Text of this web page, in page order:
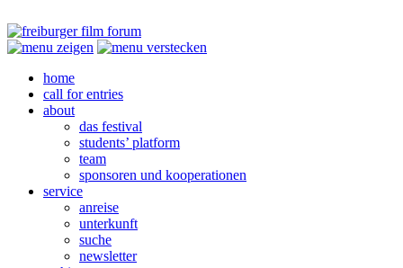
home
call for entries
about
das festival
students’ platform
team
sponsoren und kooperationen
service
anreise
unterkunft
suche
newsletter